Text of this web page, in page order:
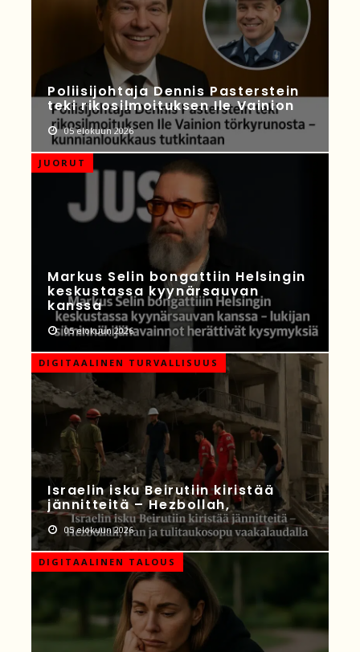
Poliisijohtaja Dennis Pasterstein
teki rikosilmoituksen Ile Vainion
05 elokuun 2026
JUORUT
Markus Selin bongattiin Helsingin
keskustassa kyynärsauvan
kanssa
05 elokuun 2026
DIGITAALINEN TURVALLISUUS
Israelin isku Beirutiin kiristää
jännitteitä – Hezbollah,
05 elokuun 2026
DIGITAALINEN TALOUS